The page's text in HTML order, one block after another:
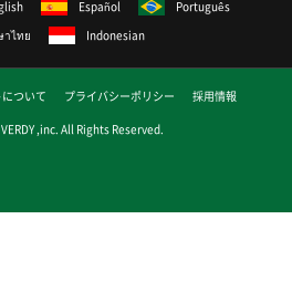
Español
Português
ไทย
Indonesian
ついて プライバシーポリシー
採用情報
,inc. All Rights Reserved.